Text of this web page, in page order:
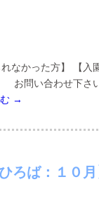
なかった方】 【
お問い合わせ下
→
ろば：１０